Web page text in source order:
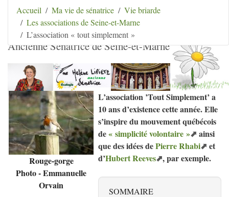
Aller au contenu Aller au menu
Aller au menu
secondaire
Aller à la recherche
Hélène Lipietz
Ancienne Sénatrice de Seine-et-Marne
Accueil Ma vie de sénatrice
Vie briarde
Les associations de Seine-et-Marne
L’association « tout simplement »
Rouge-gorge
Photo - Emmanuelle
Orvain
L’association ’Tout Simplement’ a
10 ans d’existence cette année. Elle
s’inspire du mouvement québécois
de« simplicité volontaire »
ainsi
que des idées dePierre Rhabi
et
d’Hubert Reeves , par exemple.
SOMMAIRE